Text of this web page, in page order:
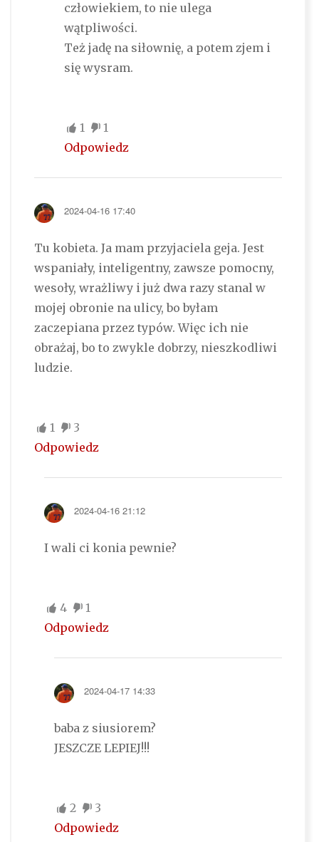
człowiekiem, to nie ulega
wątpliwości.
Też jadę na siłownię, a potem zjem i
się wysram.
1
1
Odpowiedz
2024-04-16 17:40
Tu kobieta. Ja mam przyjaciela geja. Jest
wspaniały, inteligentny, zawsze pomocny,
wesoły, wrażliwy i już dwa razy stanal w
mojej obronie na ulicy, bo byłam
zaczepiana przez typów. Więc ich nie
obrażaj, bo to zwykle dobrzy, nieszkodliwi
ludzie.
1
3
Odpowiedz
2024-04-16 21:12
I wali ci konia pewnie?
4
1
Odpowiedz
2024-04-17 14:33
baba z siusiorem?
JESZCZE LEPIEJ!!!
2
3
Odpowiedz